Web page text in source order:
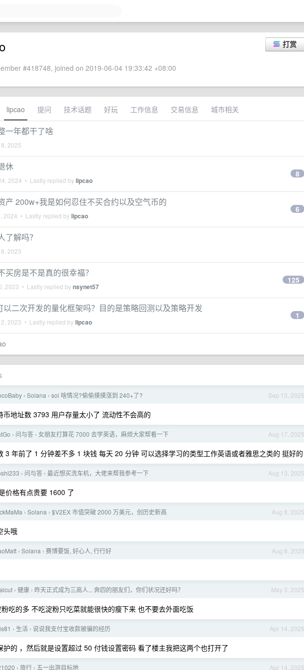
打赏
#418748, joined on 2019-06-04 19:33:42 +08:00
lipcao 提问 技术话题 好玩 工作信息 交易信息 城市相关
一年都干了啥
2025
休
2024 • Lastly replied bylipcao
8
产 200w+我是如何忍住不买合约以及空气币的
2024 • Lastly replied bylipcao
6
了解吗？
2023
买房是不是真的很幸福？
2023 • Lastly replied bynsynet57
125
以二次开发的量化框架吗？目的是策略回测以及策略开发
2023 • Lastly replied bylipcao
1
Sep 13, 2025
› Solana › sol 啥情况?偷偷摸摸涨到 240+了?
地址数 3793 用户存量太小了 流动性不会高的
Aug 17, 2025
› 问与答 › 女朋友打算花 7000 去学英语，麻烦大家帮看一下
3 年前了 1 分钟差不多 1 块钱 每天 20 分钟 可以选择学习的类型工作英语或者雅思之类的 挺好的
Aug 13, 2025
› 问与答 › 最近想买洗车机，大佬来帮我参考一下
价格有点贵要 1600 了
Aug 8, 2025
› Solana › $V2EX 市值突破 2000 万美元，创历史新高
头哦
Aug 8, 2025
› Solana › 赛博要饭, 好心人, 行行好
May 3, 2025
› 健康 › 昨天正式成为三高人... 奔四的朋友们，你们状况还好吗？
吃的多 不吃淀粉只吃菜就能很快的瘦下来 也不要去外面吃饭
Apr 14, 2025
› 生活 › 说说我支付宝收款被骗的经历
护的 ，然后就是设置超过 50 付钱设置密码 看了楼主我把这两个也打开了
Apr 14, 2025
› 旅行 › 五一出游目标地